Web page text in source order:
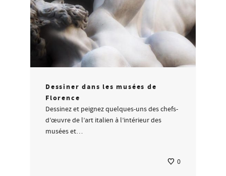
Dessiner dans les musées de
Florence
Dessinez et peignez quelques-uns des chefs-
d’œuvre de l’art italien à l’intérieur des
musées et…
0